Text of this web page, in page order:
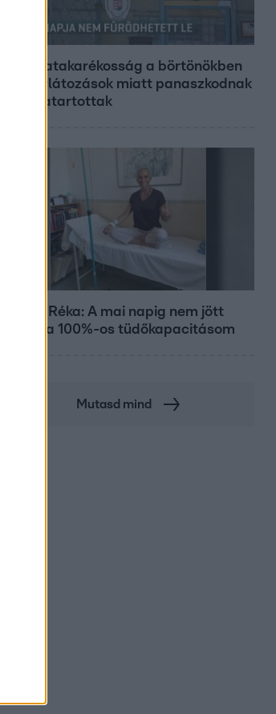
Energiatakarékosság a börtönökben
is – korlátozások miatt panaszkodnak
a fogvatartottak
Rubint Réka: A mai napig nem jött
vissza a 100%-os tüdőkapacitásom
Mutasd mind